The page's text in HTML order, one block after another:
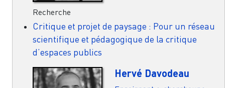
Recherche
Critique et projet de paysage : Pour un réseau
scientifique et pédagogique de la critique
d’espaces publics
Hervé Davodeau